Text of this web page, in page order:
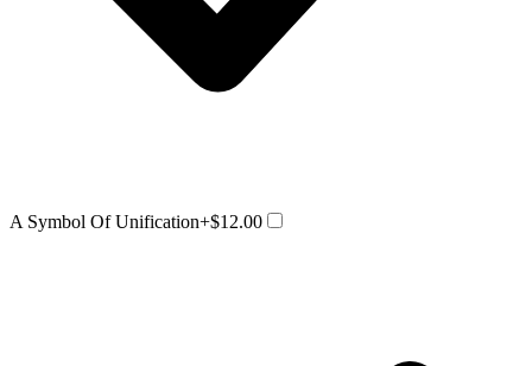
A Symbol Of Unification+$12.00